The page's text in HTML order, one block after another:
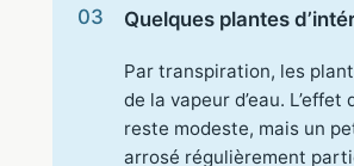
Quelques plantes
Par transpiration, les
de la vapeur d’eau. L’effet
reste modeste, mais un
arrosé régulièrement